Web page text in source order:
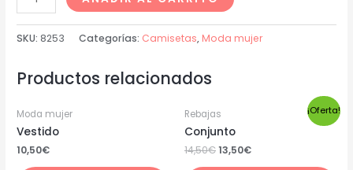
SKU: 8253 Categorías: Camisetas, Moda mujer
Productos relacionados
Moda mujer
Vestido
10,50€
¡Oferta!
Rebajas
Conjunto
14,50€13,50€